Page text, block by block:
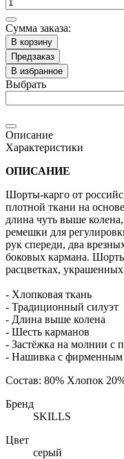
Сумма заказа:
В корзину
Предзаказ
В избранное
Выбрать
Описание
Характеристики
ОПИСАНИЕ
Шорты-карго от
плотной ткани на
длина чуть выше
ремешки для
рук спереди, два
боковых кармана.
расцветках,
- Хлопковая ткань
- Традиционный силуэт
- Длина выше колена
- Шесть карманов
- Застёжка на молнии с
- Нашивка с фирменным
Состав: 80% Хлопок
Бренд
SKILLS
Цвет
серый